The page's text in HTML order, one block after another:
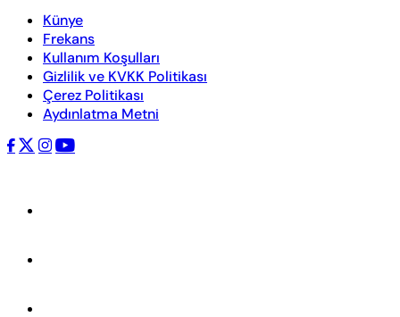
Künye
Frekans
Kullanım Koşulları
Gizlilik ve KVKK Politikası
Çerez Politikası
Aydınlatma Metni